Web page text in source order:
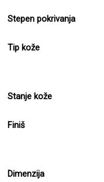
Stepen pokrivanja
Tip kože
Stanje kože
Finiš
Dimenzija